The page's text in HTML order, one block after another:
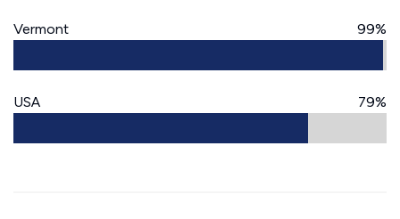
Vermont 99%
USA 79%